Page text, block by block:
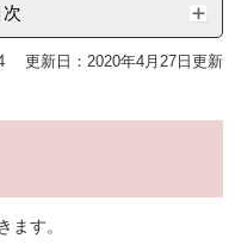
更新日：2020年4月27日更新
ます。